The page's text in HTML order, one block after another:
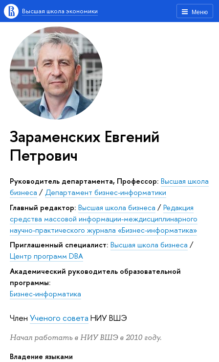
Меню
Высшая школа экономики
Зараменских Евгений
Петрович
Руководитель департамента, Профессор: Высшая школа
бизнеса /Департамент бизнес-информатики
Главный редактор: Высшая школа бизнеса /Редакция
средства массовой информации-междисциплинарного
научно-практического журнала «Бизнес-информатика»
Приглашенный специалист: Высшая школа бизнеса /
Центр программ DВА
Академический руководитель образовательной
программы:
Бизнес-информатика
Член Ученого совета НИУ ВШЭ
Начал работать в НИУ ВШЭ в 2010 году.
Владение языками